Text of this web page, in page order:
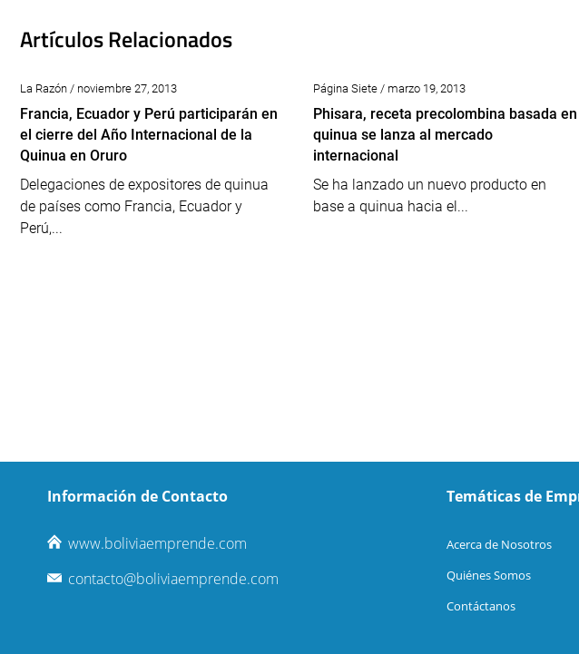
Artículos Relacionados
La Razón / noviembre 27, 2013
Francia, Ecuador y Perú participarán en
el cierre del Año Internacional de la
Quinua en Oruro
Delegaciones de expositores de quinua
de países como Francia, Ecuador y
Perú,...
Página Siete / marzo 19, 2013
Phisara, receta precolombina basada en
quinua se lanza al mercado
internacional
Se ha lanzado un nuevo producto en
base a quinua hacia el...
Información de Contacto
www.boliviaemprende.com
contacto@boliviaemprende.com
Temáticas de
Acerca de Nosotros
Quiénes Somos
Contáctanos